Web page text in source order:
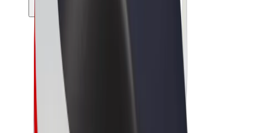
Corse
Monopattini
Bolt Market
Bolt Food
Bolt Drive
Bolt per le aziende